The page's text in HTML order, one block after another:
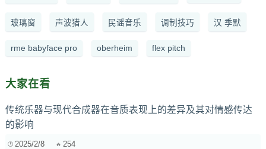
玻璃窗 声波猎人 民谣音乐 调制技巧 汉 季默
rme babyface pro oberheim flex pitch
大家在看
传统乐器与现代合成器在音质表现上的差异及其对情感传达
的影响
2025/2/8 254